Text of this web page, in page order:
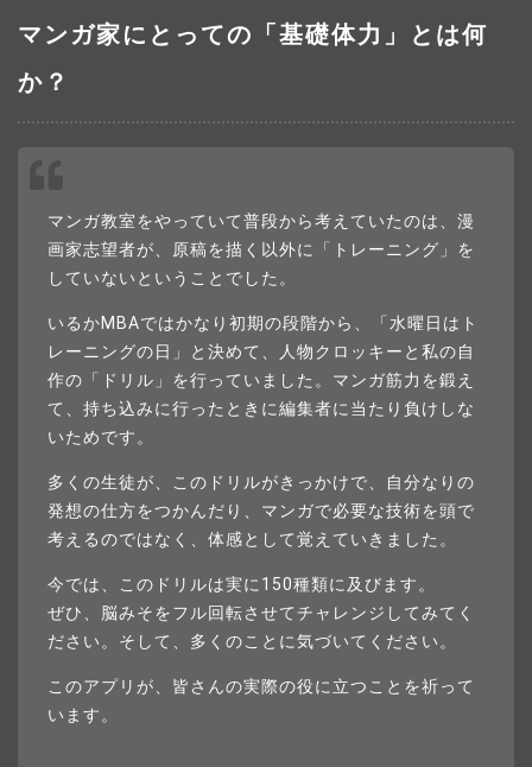
マンガ家にとっての「基礎体力」とは何
か？
マンガ教室をやっていて普段から考えていたのは、漫
画家志望者が、原稿を描く以外に「トレーニング」を
していないということでした。
いるかMBAではかなり初期の段階から、「水曜日はト
レーニングの日」と決めて、人物クロッキーと私の自
作の「ドリル」を行っていました。マンガ筋力を鍛え
て、持ち込みに行ったときに編集者に当たり負けしな
いためです。
多くの生徒が、このドリルがきっかけで、自分なりの
発想の仕方をつかんだり、マンガで必要な技術を頭で
考えるのではなく、体感として覚えていきました。
今では、このドリルは実に150種類に及びます。
ぜひ、脳みそをフル回転させてチャレンジしてみてく
ださい。そして、多くのことに気づいてください。
このアプリが、皆さんの実際の役に立つことを祈って
います。